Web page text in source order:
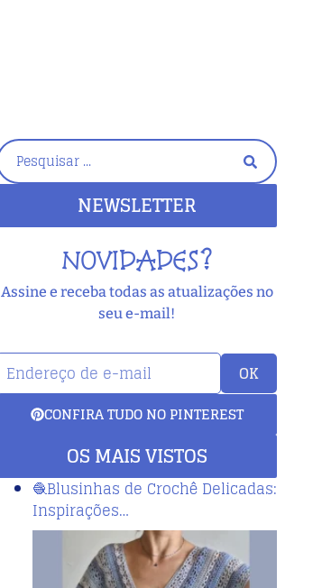
NEWSLETTER
NOVIDADES?
Assine e receba todas as atualizações no
seu e-mail!
OK
CONFIRA TUDO NO PINTEREST
OS MAIS VISTOS
🧶Blusinhas de Crochê Delicadas:
Inspirações…